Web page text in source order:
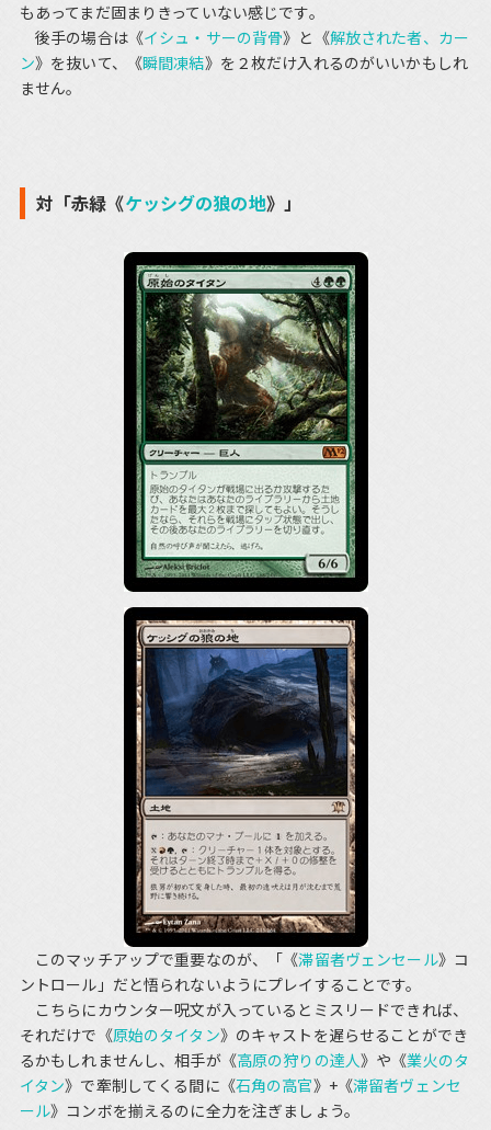
もあってまだ固まりきっていない感じです。
後手の場合は《イシュ・サーの背骨》と《解放された者、カー
ン》を抜いて、《瞬間凍結》を２枚だけ入れるのがいいかもしれ
ません。
対「赤緑《ケッシグの狼の地》」
このマッチアップで重要なのが、「《滞留者ヴェンセール》コ
ントロール」だと悟られないようにプレイすることです。
こちらにカウンター呪文が入っているとミスリードできれば、
それだけで《原始のタイタン》のキャストを遅らせることができ
るかもしれませんし、相手が《高原の狩りの達人》や《業火のタ
イタン》で牽制してくる間に《石角の高官》+《滞留者ヴェンセ
ール》コンボを揃えるのに全力を注ぎましょう。